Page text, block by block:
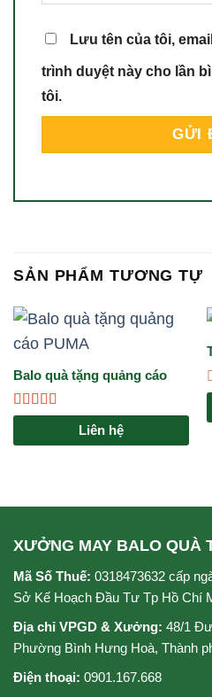
Lưu tên của tôi,
trình duyệt này cho lần
tôi.
SẢN PHẨM TƯƠNG TỰ
Balo quà tặng quảng cáo
PUMA: Giải pháp marketing
đẳng cấp cho doanh nghiệp
Được xếp
sao
Liên hệ
XƯỞNG MAY BALO QUÀ
Mã Số Thuế: 0318473632 cấp
Sở Kế Hoạch Đầu Tư Tp Hồ Chí
Địa chỉ VPGD & Xưởng: 48/1
Phường Bình Hưng Hoà, Thành
Điện thoại: 0901.167.668